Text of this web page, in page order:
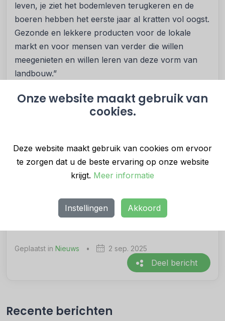
Onze website maakt gebruik van
cookies.
Deze website maakt gebruik van cookies om ervoor
te zorgen dat u de beste ervaring op onze website
krijgt. Meer informatie
Instellingen Akkoord
leven, je ziet het bodemleven terugkeren en de
boeren hebben het eerste jaar al kratten vol oogst.
Gezonde en lekkere producten voor de lokale
markt en voor mensen van verder die willen
meegenieten en willen leren van deze vorm van
landbouw.”
Lenteland nodigt politiek, media en
geïnteresseerden uit om het model te bekijken als
bredere maatschappelijke vraagstukken rond
gezonde voeding, leefbaar platteland en
burgerparticipatie — en is actueel door de
Geplaatst in Nieuws • 2 sep. 2025
Deel bericht
Recente berichten